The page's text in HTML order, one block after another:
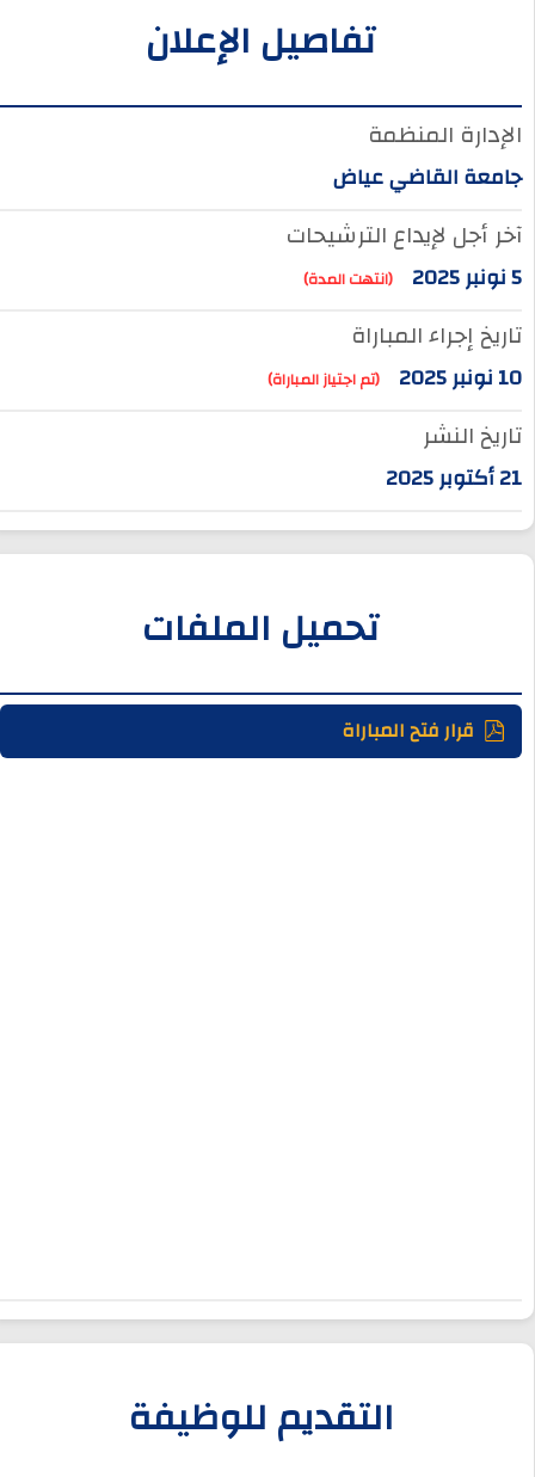
تفاصيل الإعلان
الإدارة المنظمة
جامعة القاضي عياض
آخر أجل لإيداع الترشيحات
(انتهت المدة)
تاريخ إجراء المباراة
10 نونبر 2025 (تم اجتياز المباراة)
تاريخ النشر
21 أكتوبر 2025
تحميل الملفات
قرار فتح المباراة
التقديم للوظيفة